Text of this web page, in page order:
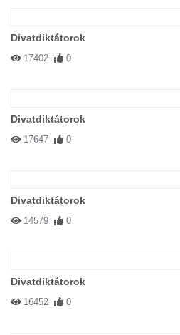
Divatdiktátorok
17402 0
Divatdiktátorok
17647 0
Divatdiktátorok
14579 0
Divatdiktátorok
16452 0